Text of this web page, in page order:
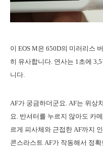
이 EOS M은 650D의 미러리스
히 유사합니다. 연사는 1초에
니다.
AF가 궁금하더군요. AF는 위상
요. 반셔터를 누르지 않아도 카
르게 피사체와 근접한 AF까지
콘스라스트 AF가 작동해서 정확